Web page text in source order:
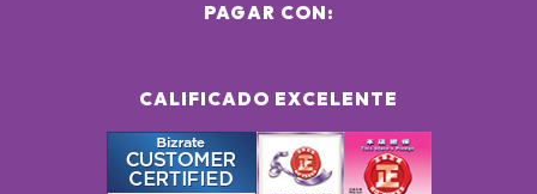
CALIFICADO EXCELENTE
PAGAR CON: